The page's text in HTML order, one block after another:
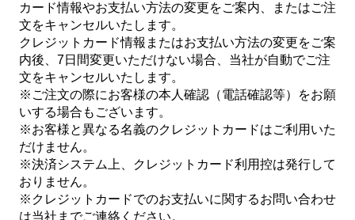
カード情報やお支払い方法の変更をご案内、またはご注
文をキャンセルいたします。
クレジットカード情報またはお支払い方法の変更をご案
内後、7日間変更いただけない場合、当社が自動でご注
文をキャンセルいたします。
※ご注文の際にお客様の本人確認（電話確認等）をお願
いする場合もございます。
※お客様と異なる名義のクレジットカードはご利用いた
だけません。
※決済システム上、クレジットカード利用控は発行して
おりません。
※クレジットカードでのお支払いに関するお問い合わせ
は当社までご連絡ください。